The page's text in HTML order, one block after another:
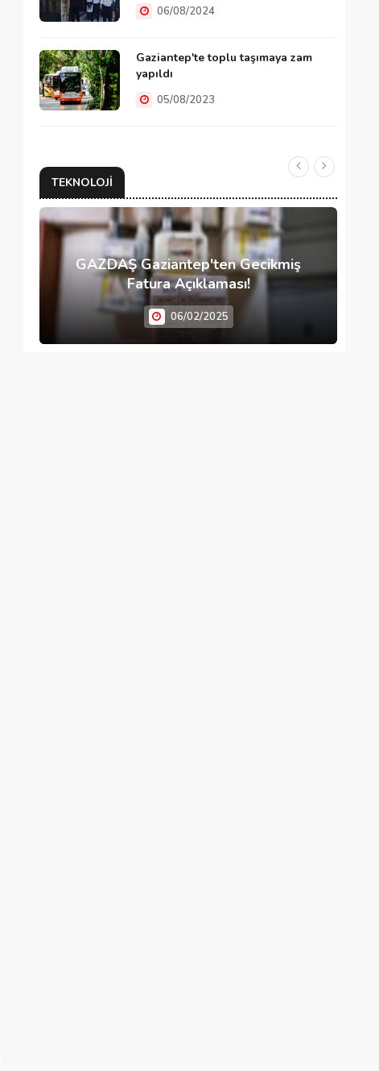
06/08/2024
Gaziantep'te toplu taşımaya zam
yapıldı
05/08/2023
TEKNOLOJI
GAZDAŞ Gaziantep'ten Gecikmiş
Fatura Açıklaması!
06/02/2025